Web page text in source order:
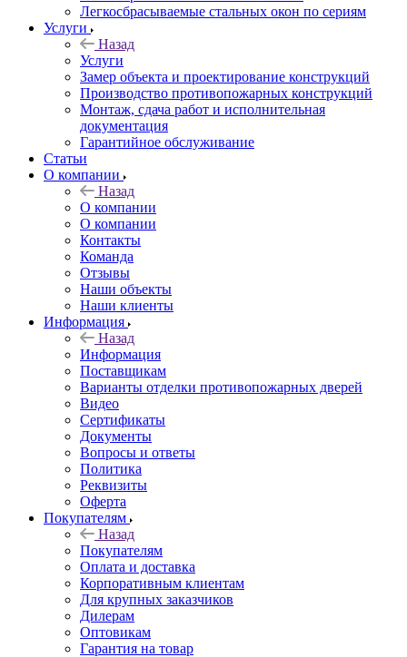
Легкосбрасываемые стальных окон по сериям
Услуги
Назад
Услуги
Замер объекта и проектирование конструкций
Производство противопожарных конструкций
Монтаж, сдача работ и исполнительная
документация
Гарантийное обслуживание
Статьи
О компании
Назад
О компании
О компании
Контакты
Команда
Отзывы
Наши объекты
Наши клиенты
Информация
Назад
Информация
Поставщикам
Варианты отделки противопожарных дверей
Видео
Сертификаты
Документы
Вопросы и ответы
Политика
Реквизиты
Оферта
Покупателям
Назад
Покупателям
Оплата и доставка
Корпоративным клиентам
Для крупных заказчиков
Дилерам
Оптовикам
Гарантия на товар